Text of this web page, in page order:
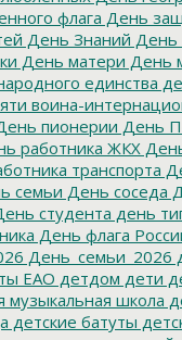
флага День
День Знаний День
День матери День
единства
воина-
пионерии День
работника ЖКХ
транспорта
семьи День соседа
студента день
День флага
День_семьи_2026
ЕАО детдом дети
музыкальная школа
детские батуты